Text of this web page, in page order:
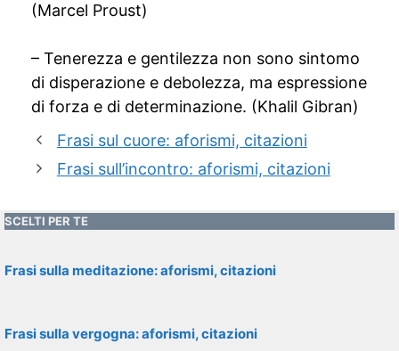
(Marcel Proust)
– Tenerezza e gentilezza non sono sintomo
di disperazione e debolezza, ma espressione
di forza e di determinazione. (Khalil Gibran)
Frasi sul cuore: aforismi, citazioni
Frasi sull’incontro: aforismi, citazioni
SCELTI PER TE
Frasi sulla meditazione: aforismi, citazioni
Frasi sulla vergogna: aforismi, citazioni